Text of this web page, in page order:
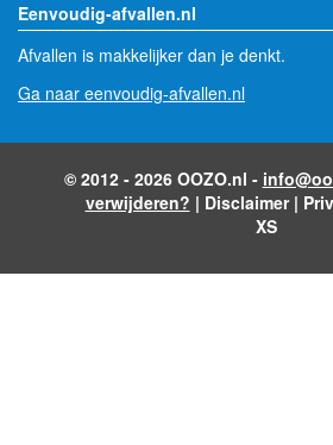
Eenvoudig-afvallen.nl
Afvallen is makkelijker dan je denkt.
Ga naar eenvoudig-afvallen.nl
© 2012 - 2026 OOZO.nl -
verwijderen? | Disclaimer|
XS